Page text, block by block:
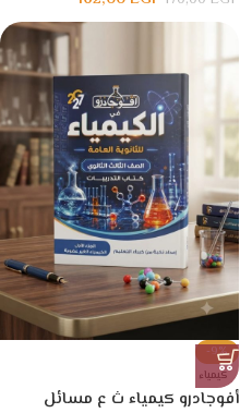
-9%
كيمياء
أفوجادرو كيمياء ث ع مسائل